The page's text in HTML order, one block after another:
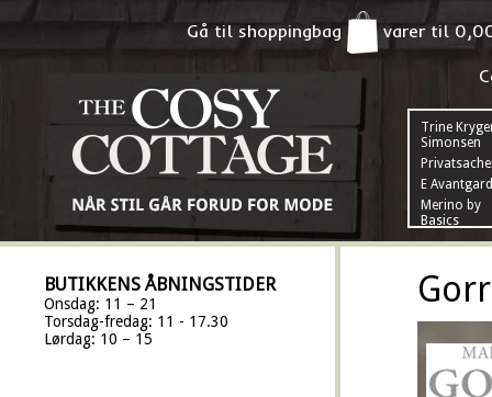
Gå til shoppingbag varer til
Trine
Simonsen
E
Merino by
Basics
BUTIKKENS ÅBNINGSTIDER
Onsdag: 11 – 21
Torsdag-fredag: 11 - 17.30
Lørdag: 10 – 15